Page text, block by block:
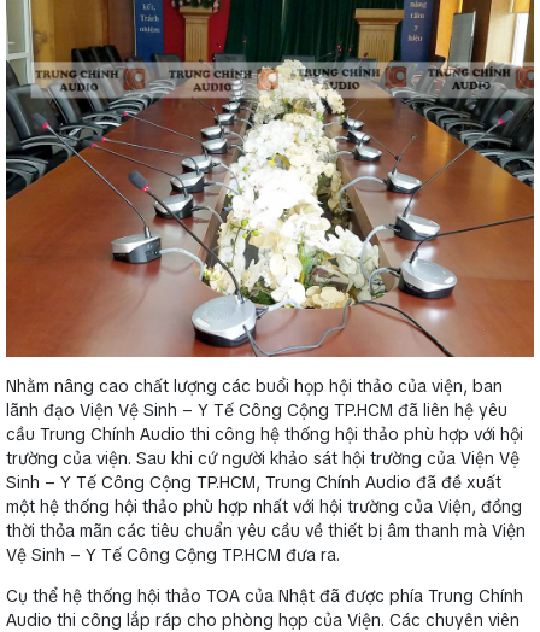
Nhằm nâng cao chất lượng các buổi họp hội thảo của viện, ban
lãnh đạo Viện Vệ Sinh – Y Tế Công Cộng TP.HCM đã liên hệ yêu
cầu Trung Chính Audio thi công hệ thống hội thảo phù hợp với hội
trường của viện. Sau khi cứ người khảo sát hội trường của Viện Vệ
Sinh – Y Tế Công Cộng TP.HCM, Trung Chính Audio đã đề xuất
một hệ thống hội thảo phù hợp nhất với hội trường của Viện, đồng
thời thỏa mãn các tiêu chuẩn yêu cầu về thiết bị âm thanh mà Viện
Vệ Sinh – Y Tế Công Cộng TP.HCM đưa ra.
Cụ thể hệ thống hội thảo TOA của Nhật đã được phía Trung Chính
Audio thi công lắp ráp cho phòng họp của Viện. Các chuyên viên